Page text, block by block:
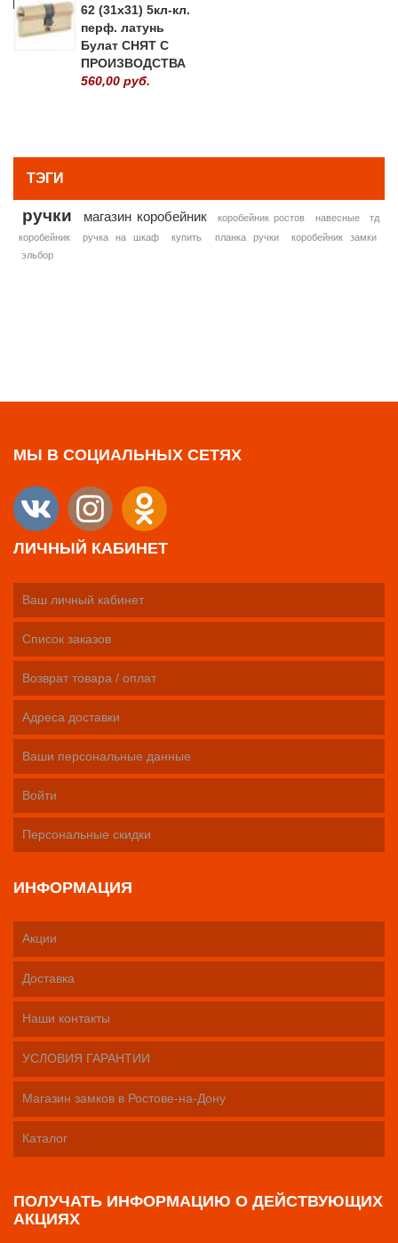
62 (31х31) 5кл-кл.
перф. латунь
Булат СНЯТ С
ПРОИЗВОДСТВА
560,00 руб.
ТЭГИ
ручки магазин коробейник коробейник ростов навесные
тд
коробейник
ручка на шкаф купить планка ручки
коробейник замки
эльбор
МЫ В СОЦИАЛЬНЫХ СЕТЯХ
ЛИЧНЫЙ КАБИНЕТ
Ваш личный кабинет
Список заказов
Возврат товара / оплат
Адреса доставки
Ваши персональные данные
Войти
Персональные скидки
ИНФОРМАЦИЯ
Акции
Доставка
Наши контакты
УСЛОВИЯ ГАРАНТИИ
Магазин замков в Ростове-на-Дону
Каталог
ПОЛУЧАТЬ ИНФОРМАЦИЮ О ДЕЙСТВУЮЩИХ
АКЦИЯХ